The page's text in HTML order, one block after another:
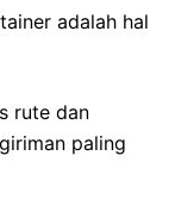
adalah hal
rute dan
paling